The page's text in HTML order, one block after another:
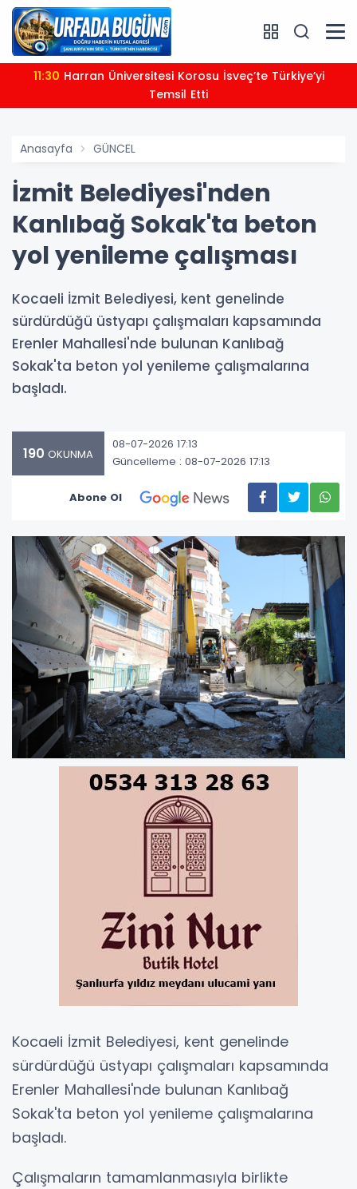
11:30
Temsil Etti
Anasayfa GÜNCEL
İzmit Belediyesi'nden
Kanlıbağ Sokak'ta beton
yol yenileme çalışması
Kocaeli İzmit Belediyesi, kent genelinde
sürdürdüğü üstyapı çalışmaları kapsamında
Erenler Mahallesi'nde bulunan Kanlıbağ
Sokak'ta beton yol yenileme çalışmalarına
başladı.
190 OKUNMA
08-07-2026 17:13
Güncelleme : 08-07-2026 17:13
Abone Ol
Kocaeli İzmit Belediyesi, kent genelinde
sürdürdüğü üstyapı çalışmaları kapsamında
Erenler Mahallesi'nde bulunan Kanlıbağ
Sokak'ta beton yol yenileme çalışmalarına
başladı.
Çalışmaların tamamlanmasıyla birlikte